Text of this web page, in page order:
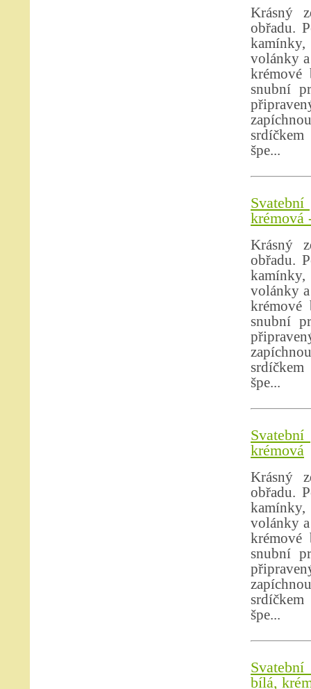
Krásný
obřadu.
kamínky,
volánky
krémové
snubní
špe...
krémová
Krásný
obřadu.
kamínky,
volánky
krémové
snubní
špe...
krémová
Krásný
obřadu.
kamínky,
volánky
krémové
snubní
špe...
bílá,